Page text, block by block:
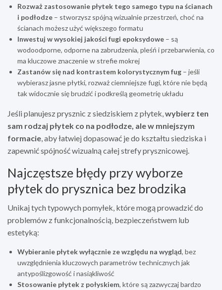
Rozważ zastosowanie płytek tego samego typu na ścianach
i podłodze – stworzysz spójną wizualnie przestrzeń, choć na
ścianach możesz użyć większego formatu
Inwestuj w wysokiej jakości fugi epoksydowe – są
wodoodporne, odporne na zabrudzenia, pleśń i przebarwienia, co
ma kluczowe znaczenie w strefie mokrej
Zastanów się nad kontrastem kolorystycznym fug – jeśli
wybierasz jasne płytki, rozważ ciemniejsze fugi, które nie będą
tak widocznie się brudzić i podkreślą geometrię układu
Jeśli planujesz prysznic z siedziskiem z płytek, wybierz ten
sam rodzaj płytek co na podłodze, ale w mniejszym
formacie , aby łatwiej dopasować je do kształtu siedziska i
zapewnić spójność wizualną całej strefy prysznicowej.
Najczęstsze błędy przy wyborze
płytek do prysznica bez brodzika
Unikaj tych typowych pomyłek, które mogą prowadzić do
problemów z funkcjonalnością, bezpieczeństwem lub
estetyką:
Wybieranie płytek wyłącznie ze względu na wygląd, bez
uwzględnienia kluczowych parametrów technicznych jak
antypoślizgowość i nasiąkliwość
Stosowanie płytek z połyskiem, które są zazwyczaj bardzo